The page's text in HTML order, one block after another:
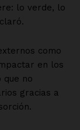
lo verde, lo
como
en los
que no
gracias a